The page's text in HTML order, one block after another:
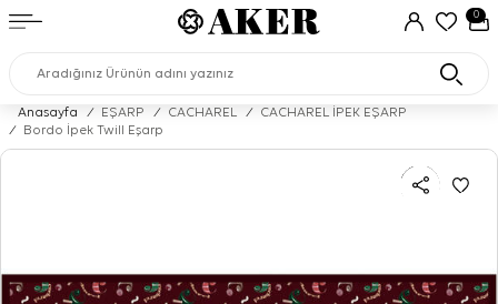
0
Anasayfa / EŞARP / CACHAREL /
CACHAREL İPEK EŞARP
/
Bordo İpek Twill Eşarp